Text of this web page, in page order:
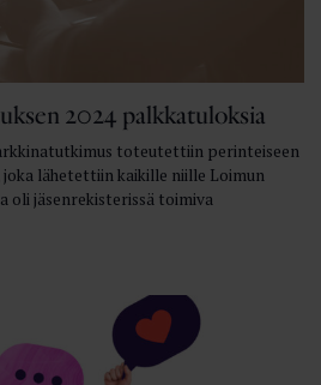
2024 palkkatuloksia
toteutettiin perinteiseen
lähetettiin kaikille niille Loimun
oli jäsenrekisterissä toimiva